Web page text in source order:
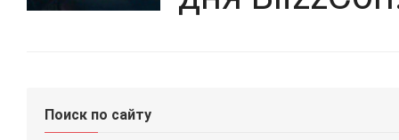
Поиск по сайту